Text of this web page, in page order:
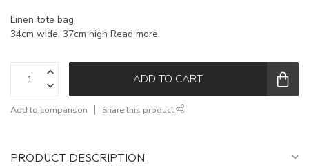
Linen tote bag
34cm wide, 37cm high Read more.
ADD TO CART
Add to comparison Share this product
PRODUCT DESCRIPTION